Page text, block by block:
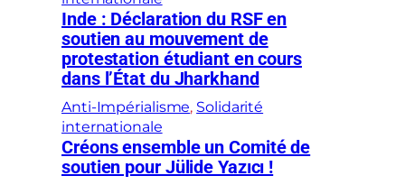
Inde : Déclaration du RSF en
soutien au mouvement de
protestation étudiant en cours
dans l’État du Jharkhand
Anti-Impérialisme, Solidarité
internationale
Créons ensemble un Comité de
soutien pour Jülide Yazıcı !